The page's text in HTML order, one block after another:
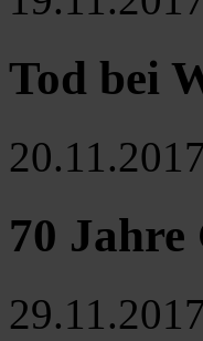
Tod bei
70 Jahre